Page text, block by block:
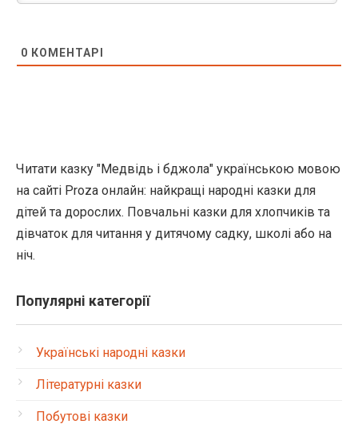
0 КОМЕНТАРІ
Читати казку "Медвідь і бджола" українською мовою
на сайті Proza онлайн: найкращі народні казки для
дітей та дорослих. Повчальні казки для хлопчиків та
дівчаток для читання у дитячому садку, школі або на
ніч.
Популярні категорії
Українські народні казки
Літературні казки
Побутові казки